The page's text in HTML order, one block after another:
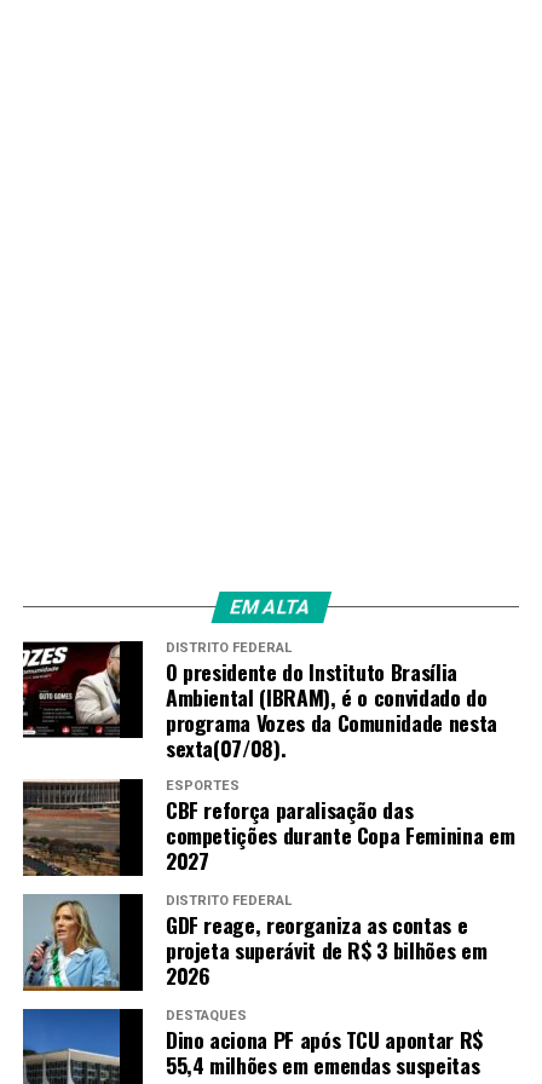
Alexandre Baldy, que pediu afastamento do cargo de
secretário de transportes metropolitanos do estado de
São Paulo, foi preso, no dia 6 de agosto, naOperação
Dardanários
, deflagrada pelo MPF e pela Polícia Federal
(PF). No mesmo dia foram presos Rafael Lousa e o
pesquisador da Fiocruz Guilherme Franco Neto. Os
mandados de prisão temporária foram expedidos pela 7ª
Vara Federal do Rio de Janeiro.
À época, Baldy afirmou, por meio de sua assessoria, que
aprisão foi desnecessária e exagerada
de fatos de 2013, ocorridos em Goiás, dos quais ele
afirma não ter participado.
No dia seguinte, o ministro do Supremo Tribunal
Federal (STF)
Gilmar Mendes determinou a soltura dos
três e ainda de Rodrigo Dias.
EM ALTA
DISTRITO FEDERAL
O presidente do Instituto Brasília
Ambiental (IBRAM), é o convidado do
programa Vozes da Comunidade nesta
sexta(07/08).
ESPORTES
CBF reforça paralisação das
competições durante Copa Feminina em
2027
DISTRITO FEDERAL
GDF reage, reorganiza as contas e
projeta superávit de R$ 3 bilhões em
2026
DESTAQUES
Dino aciona PF após TCU apontar R$
55,4 milhões em emendas suspeitas